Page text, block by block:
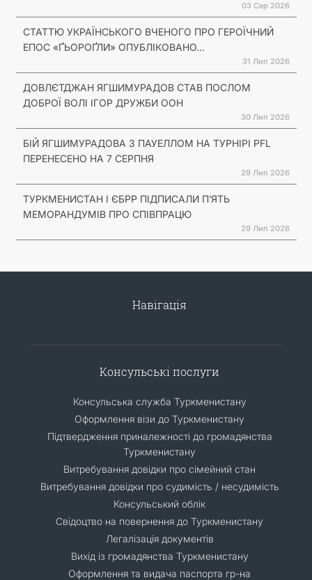
03 Сер 2026
СТАТТЮ УКРАЇНСЬКОГО ВЧЕНОГО ПРО ГЕРОЇЧНИЙ
ЕПОС «ҐЬОРОҐЛИ» ОПУБЛІКОВАНО...
31 Лип 2026
ДОВЛЄТДЖАН ЯГШИМУРАДОВ СТАВ ПОСЛОМ
ДОБРОЇ ВОЛІ ІГОР ДРУЖБИ ООН
30 Лип 2026
БІЙ ЯГШИМУРАДОВА З ПАУЕЛЛОМ НА ТУРНІРІ PFL
ПЕРЕНЕСЕНО НА 7 СЕРПНЯ
29 Лип 2026
ТУРКМЕНИСТАН І ЄБРР ПІДПИСАЛИ П’ЯТЬ
МЕМОРАНДУМІВ ПРО СПІВПРАЦЮ
29 Лип 2026
Навігація
Консульські послуги
Консульська служба Туркменистану
Оформлення візи до Туркменистану
Підтвердження приналежності до громадянства
Туркменистану
Витребування довідки про сімейний стан
Витребування довідки про судимість / несудимість
Консульський облік
Свідоцтво на повернення до Туркменистану
Легалізація документів
Вихід із громадянства Туркменистану
Оформлення та видача паспорта гр-на